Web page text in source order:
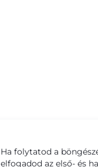
Ha folytatod a
elfogadod az első- és